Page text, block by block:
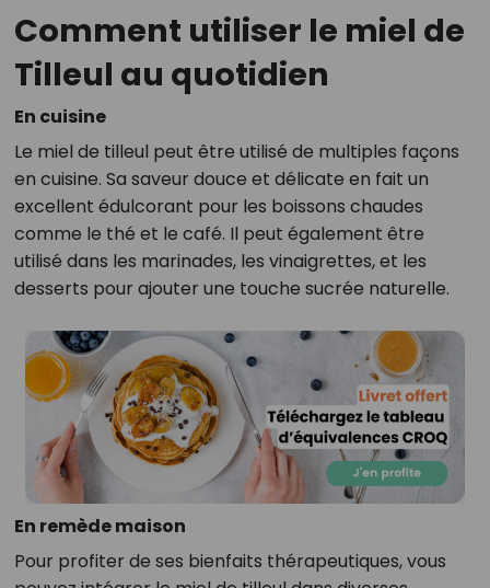
Comment utiliser le miel de
Tilleul au quotidien
En cuisine
Le miel de tilleul peut être utilisé de multiples façons
en cuisine. Sa saveur douce et délicate en fait un
excellent édulcorant pour les boissons chaudes
comme le thé et le café. Il peut également être
utilisé dans les marinades, les vinaigrettes, et les
desserts pour ajouter une touche sucrée naturelle.
En remède maison
Pour profiter de ses bienfaits thérapeutiques, vous